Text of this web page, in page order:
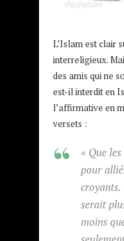
L’Islam est clair
interreligieux.
des amis qui ne
est-il interdit en
l’affirmative en
versets :
« Que
pour
serait
moins